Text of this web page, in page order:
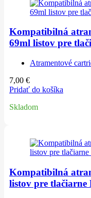
Kompatibilná
69ml listov pre
Atramentové
7,00 €
Pridať do košíka
Skladom
Kompatibilná
listov pre